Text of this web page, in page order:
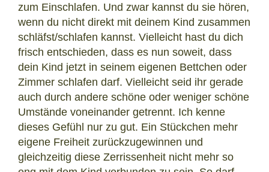
zum Einschlafen. Und zwar kannst du sie hören,
wenn du nicht direkt mit deinem Kind zusammen
schläfst/schlafen kannst. Vielleicht hast du dich
frisch entschieden, dass es nun soweit, dass
dein Kind jetzt in seinem eigenen Bettchen oder
Zimmer schlafen darf. Vielleicht seid ihr gerade
auch durch andere schöne oder weniger schöne
Umstände voneinander getrennt. Ich kenne
dieses Gefühl nur zu gut. Ein Stückchen mehr
eigene Freiheit zurückzugewinnen und
gleichzeitig diese Zerrissenheit nicht mehr so